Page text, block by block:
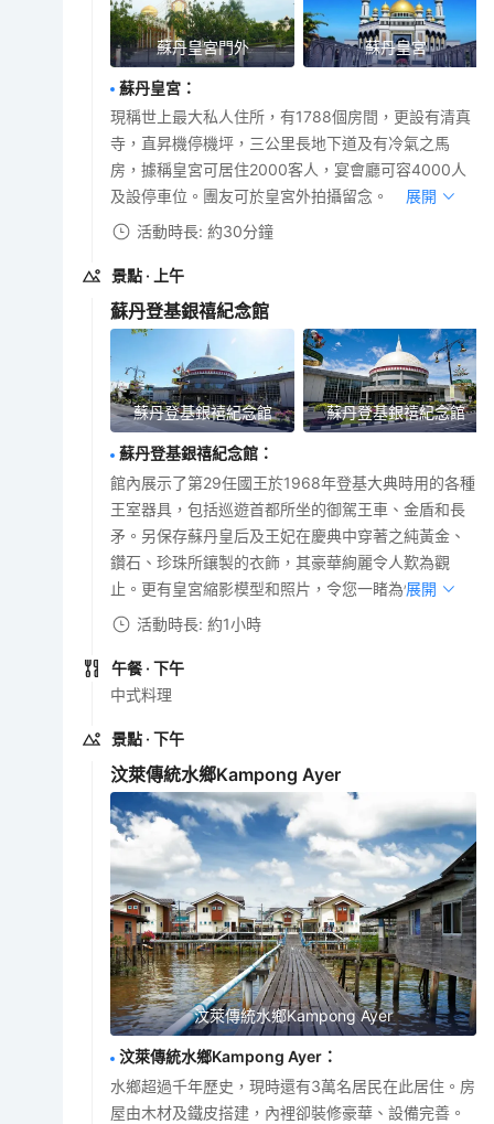
蘇丹皇宮門外 蘇丹皇宮
蘇丹皇宮 ：
現稱世上最大私人住所，有1788個房間，更設有清真
寺，直昇機停機坪，三公里長地下道及有冷氣之馬
房，據稱皇宮可居住2000客人，宴會廳可容4000人
及設停車位。團友可於皇宮外拍攝留念。
展開
活動時長: 約30分鐘
景點 · 上午
蘇丹登基銀禧紀念館
蘇丹登基銀禧紀念館 蘇丹登基銀禧紀念館
蘇丹登基銀禧紀念館 ：
館內展示了第29任國王於1968年登基大典時用的各種
王室器具，包括巡遊首都所坐的御駕王車、金盾和長
矛。另保存蘇丹皇后及王妃在慶典中穿著之純黃金、
鑽石、珍珠所鑲製的衣飾，其豪華絢麗令人歎為觀
止。更有皇宮縮影模型和照片，令您一睹為快。
展開
活動時長: 約1小時
午餐 · 下午
中式料理
景點 · 下午
汶萊傳統水鄉Kampong Ayer
汶萊傳統水鄉Kampong Ayer
汶萊傳統水鄉Kampong Ayer ：
水鄉超過千年歷史，現時還有3萬名居民在此居住。房
屋由木材及鐵皮搭建，內裡卻裝修豪華、設備完善。